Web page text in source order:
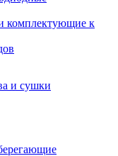
комплектующие к
и сушки